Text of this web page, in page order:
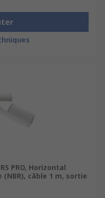
PRO, Horizontal
câble 1 m, sortie